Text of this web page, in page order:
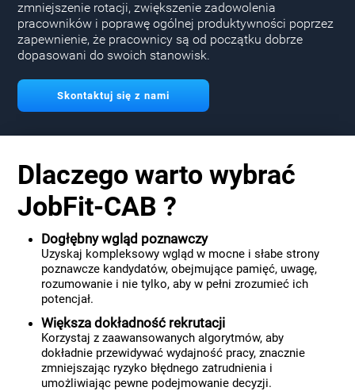
zmniejszenie rotacji, zwiększenie zadowolenia
pracowników i poprawę ogólnej produktywności poprzez
zapewnienie, że pracownicy są od początku dobrze
dopasowani do swoich stanowisk.
Skontaktuj się z nami
Dlaczego warto wybrać
JobFit-CAB ?
Dogłębny wgląd poznawczy
Uzyskaj kompleksowy wgląd w mocne i słabe strony
poznawcze kandydatów, obejmujące pamięć, uwagę,
rozumowanie i nie tylko, aby w pełni zrozumieć ich
potencjał.
Większa dokładność rekrutacji
Korzystaj z zaawansowanych algorytmów, aby
dokładnie przewidywać wydajność pracy, znacznie
zmniejszając ryzyko błędnego zatrudnienia i
umożliwiając pewne podejmowanie decyzji.